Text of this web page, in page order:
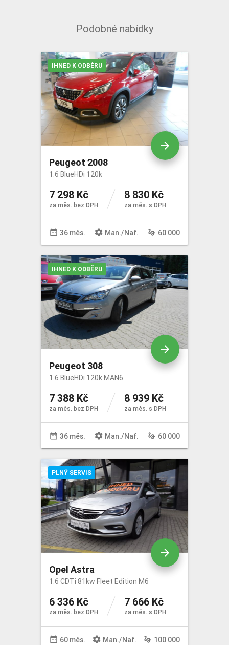
Podobné nabídky
Peugeot 2008
1.6 BlueHDi 120k
7 298 Kč
za měs. bez DPH
8 830 Kč
za měs. s DPH
date_range 36 měs. settings Man./Naf. gesture 60 000
arrow_forward
IHNED K ODBĚRU
Peugeot 308
1.6 BlueHDi 120k MAN6
7 388 Kč
za měs. bez DPH
8 939 Kč
za měs. s DPH
date_range 36 měs. settings Man./Naf. gesture 60 000
arrow_forward
IHNED K ODBĚRU
Opel Astra
1.6 CDTi 81kw Fleet Edition M6
6 336 Kč
za měs. bez DPH
7 666 Kč
za měs. s DPH
date_range 60 měs. settings Man./Naf. gesture 100 000
arrow_forward
PLNÝ SERVIS